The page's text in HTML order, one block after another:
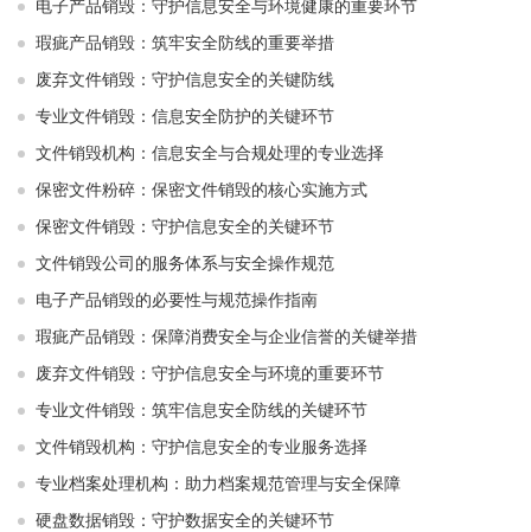
电子产品销毁：守护信息安全与环境健康的重要环节
瑕疵产品销毁：筑牢安全防线的重要举措
废弃文件销毁：守护信息安全的关键防线
专业文件销毁：信息安全防护的关键环节
文件销毁机构：信息安全与合规处理的专业选择
保密文件粉碎：保密文件销毁的核心实施方式
保密文件销毁：守护信息安全的关键环节
文件销毁公司的服务体系与安全操作规范
电子产品销毁的必要性与规范操作指南
瑕疵产品销毁：保障消费安全与企业信誉的关键举措
废弃文件销毁：守护信息安全与环境的重要环节
专业文件销毁：筑牢信息安全防线的关键环节
文件销毁机构：守护信息安全的专业服务选择
专业档案处理机构：助力档案规范管理与安全保障
硬盘数据销毁：守护数据安全的关键环节